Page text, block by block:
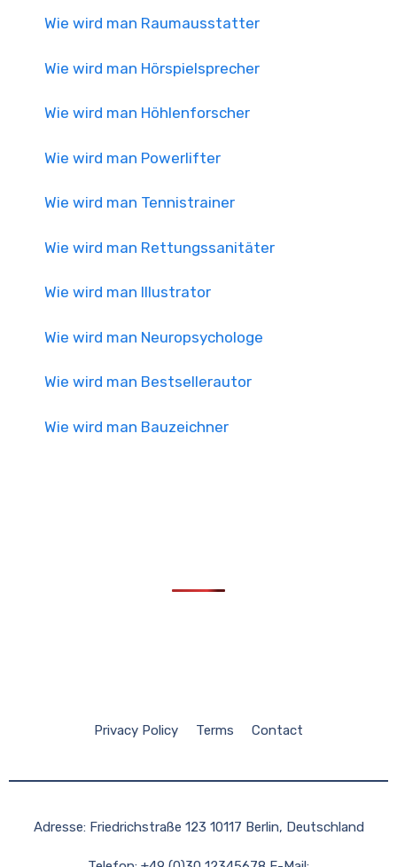
Wie wird man Raumausstatter
Wie wird man Hörspielsprecher
Wie wird man Höhlenforscher
Wie wird man Powerlifter
Wie wird man Tennistrainer
Wie wird man Rettungssanitäter
Wie wird man Illustrator
Wie wird man Neuropsychologe
Wie wird man Bestsellerautor
Wie wird man Bauzeichner
Privacy Policy Terms Contact
Adresse: Friedrichstraße 123 10117 Berlin, Deutschland